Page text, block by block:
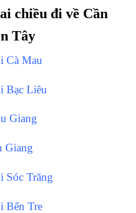
chiều đi về Cần
Tây
Cà Mau
Bạc Liêu
Giang
Giang
Sóc Trăng
Bến Tre